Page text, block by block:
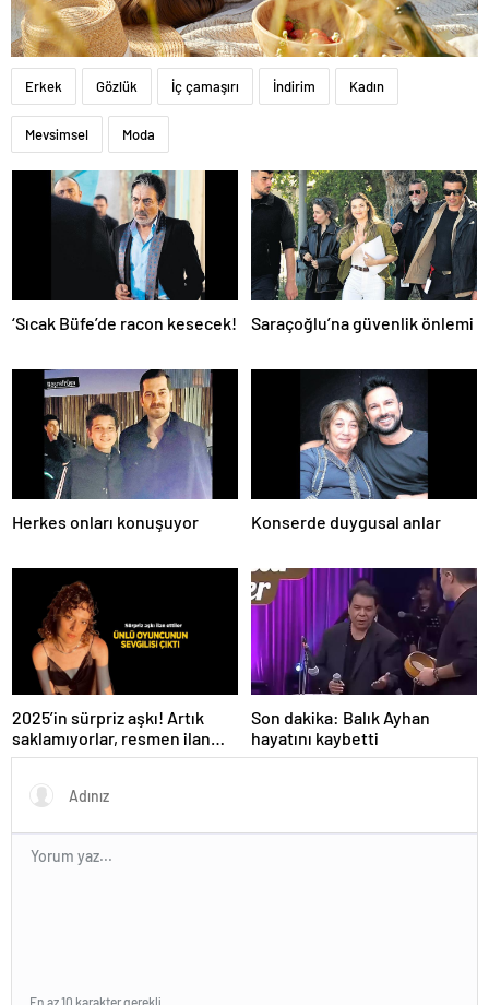
Erkek Gözlük İç çamaşırı İndirim Kadın
Mevsimsel Moda
‘Sıcak Büfe’de racon kesecek! Saraçoğlu’na güvenlik önlemi
Herkes onları konuşuyor Konserde duygusal anlar
2025’in sürpriz aşkı! Artık
saklamıyorlar, resmen ilan
ettiler
Son dakika: Balık Ayhan
hayatını kaybetti